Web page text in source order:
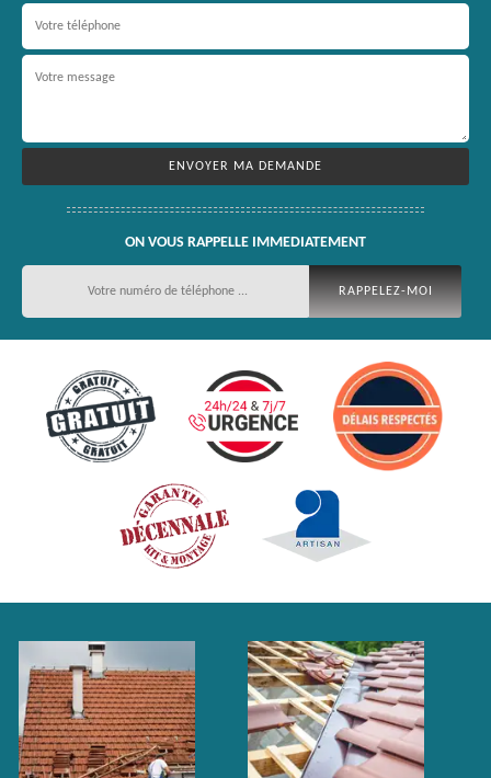
ON VOUS RAPPELLE IMMEDIATEMENT